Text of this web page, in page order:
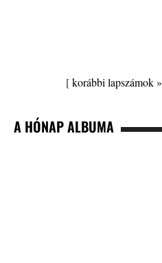
[korábbi lapszámok »
A HÓNAP ALBUMA